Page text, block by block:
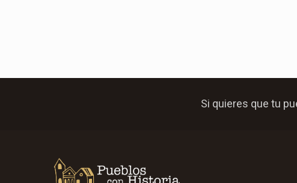
Si quieres que tu